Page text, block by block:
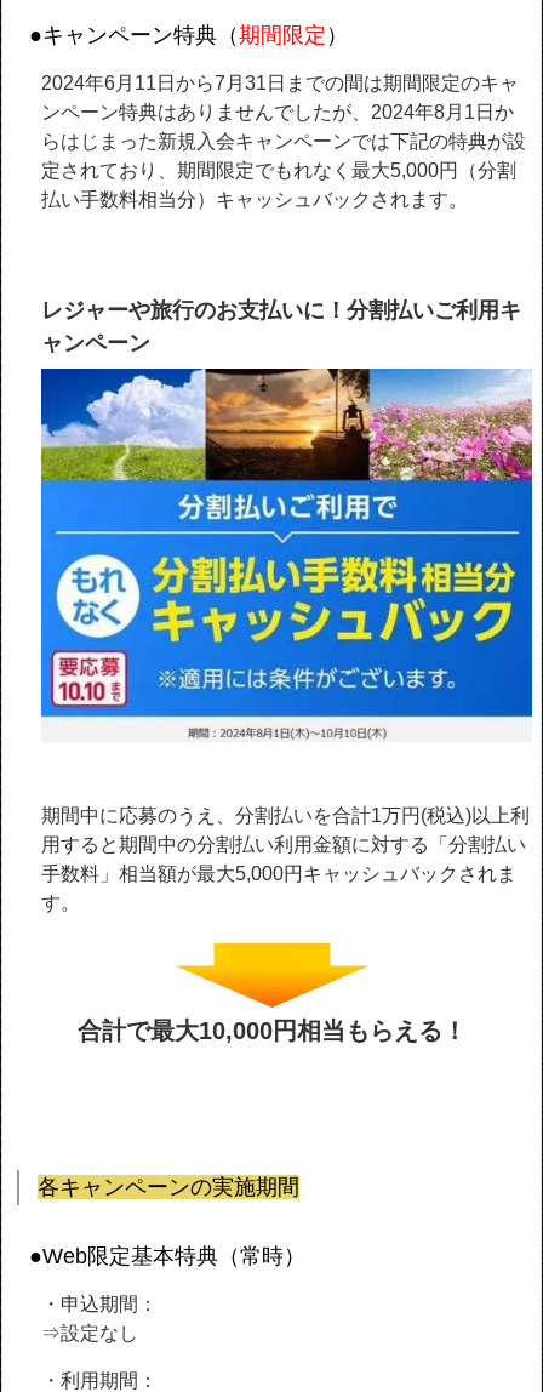
●キャンペーン特典（期間限定 ）
2024年6月11日から7月31日までの間は期間限定のキャ
ンペーン特典はありませんでしたが、2024年8月1日か
らはじまった新規入会キャンペーンでは下記の特典が設
定されており、期間限定でもれなく最大5,000円（分割
払い手数料相当分）キャッシュバックされます。
レジャーや旅行のお支払いに！分割払いご利用キ
ャンペーン
期間中に応募のうえ、分割払いを合計1万円(税込)以上利
用すると期間中の分割払い利用金額に対する「分割払い
手数料」相当額が最大5,000円キャッシュバックされま
す。
合計で最大10,000円相当もらえる！
各キャンペーンの実施期間
●Web限定基本特典（常時）
・申込期間：
⇒設定なし
・利用期間：